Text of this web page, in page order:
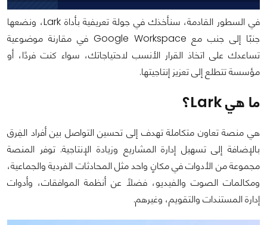
في السطور القادمة، سنأخذك في جولة تعريفية بأداة Lark، ونضعها
جنبًا إلى جنب مع Google Workspace في مقارنة موضوعية
تساعدك على اتخاذ القرار الأنسب لاحتياجاتك، سواء كنت فردًا، أو
مؤسسة تتطلع إلى تعزيز إنتاجيتها.
ما هي Lark؟
هي منصة تعاون متكاملة تهدف إلى تحسين التواصل بين أفراد الفِرق
بالإضافة إلى تسهيل إدارة المشاريع وزيادة الإنتاجية. توفر المنصة
مجموعة من الأدوات في مكانٍ واحد مثل المحادثات الفردية والجماعية،
ومكالمات الصوت والفيديو، فضلًا عن أنظمة الموافقات، وأدوات
إدارة المستندات والتقويم، وغيرهم.